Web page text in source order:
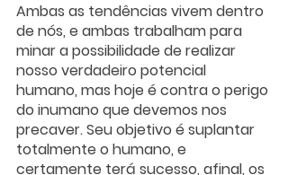
Ambas as tendências vivem dentro
de nós, e ambas trabalham para
minar a possibilidade de realizar
nosso verdadeiro potencial
humano, mas hoje é contra o perigo
do inumano que devemos nos
precaver. Seu objetivo é suplantar
totalmente o humano, e
certamente terá sucesso, afinal, os